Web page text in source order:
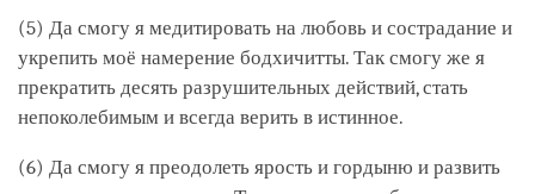
(5) Да смогу я медитировать на любовь и сострадание и
укрепить моё намерение бодхичитты. Так смогу же я
прекратить десять разрушительных действий, стать
непоколебимым и всегда верить в истинное.
(6) Да смогу я преодолеть ярость и гордыню и развить